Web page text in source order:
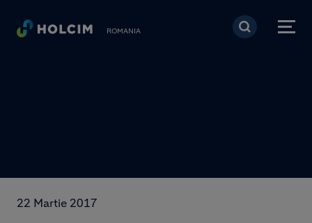
Mergi la conţinutul
ROMANIA
22 Martie 2017